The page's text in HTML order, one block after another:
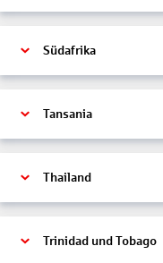
Südafrika
Tansania
Thailand
Trinidad und Tobago